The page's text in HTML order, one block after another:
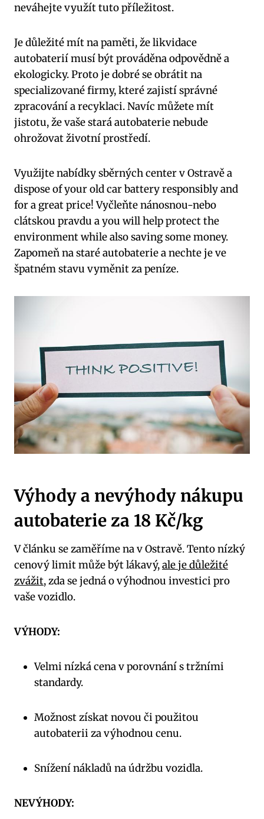
neváhejte využít tuto příležitost.
Je důležité mít na paměti, že likvidace
autobaterií musí být prováděna odpovědně a
ekologicky. Proto je dobré se obrátit na
specializované firmy, které zajistí správné
zpracování a recyklaci. Navíc můžete mít
jistotu, že vaše stará autobaterie nebude
ohrožovat životní prostředí.
Využijte nabídky sběrných center v Ostravě a
dispose of your old car battery responsibly and
for a great price! Vyčleňte nánosnou-nebo
clátskou pravdu a you will help protect the
environment while also saving some money.
Zapomeň na staré autobaterie a nechte je ve
špatném stavu vyměnit za peníze.
Výhody a nevýhody nákupu
autobaterie za 18 Kč/kg
V článku se zaměříme na v Ostravě. Tento nízký
cenový limit může být lákavý,ale je důležité
zvážit, zda se jedná o výhodnou investici pro
vaše vozidlo.
VÝHODY:
Velmi nízká cena v porovnání s tržními
standardy.
Možnost získat novou či použitou
autobaterii za výhodnou cenu.
Snížení nákladů na údržbu vozidla.
NEVÝHODY: